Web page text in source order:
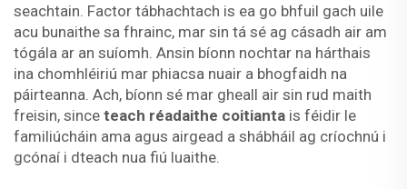
seachtain. Factor tábhachtach is ea go bhfuil gach uile
acu bunaithe sa fhrainc, mar sin tá sé ag cásadh air am
tógála ar an suíomh. Ansin bíonn nochtar na hárthais
ina chomhléiriú mar phiacsa nuair a bhogfaidh na
páirteanna. Ach, bíonn sé mar gheall air sin rud maith
freisin, since teach réadaithe coitianta is féidir le
familiúcháin ama agus airgead a shábháil ag críochnú i
gcónaí i dteach nua fiú luaithe.